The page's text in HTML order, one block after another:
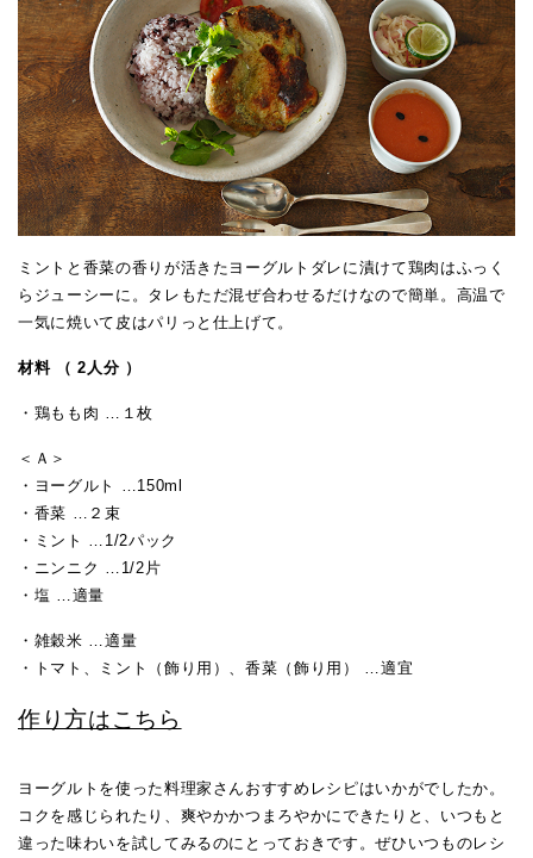
ミントと香菜の香りが活きたヨーグルトダレに漬けて鶏肉はふっく
らジューシーに。タレもただ混ぜ合わせるだけなので簡単。高温で
一気に焼いて皮はパリっと仕上げて。
材料 （ 2人分 ）
・鶏もも肉 …１枚
＜Ａ＞
・ヨーグルト …150ml
・香菜 …２束
・ミント …1/2パック
・ニンニク …1/2片
・塩 …適量
・雑穀米 …適量
・トマト、ミント（飾り用）、香菜（飾り用） …適宜
作り方はこちら
ヨーグルトを使った料理家さんおすすめレシピはいかがでしたか。
コクを感じられたり、爽やかかつまろやかにできたりと、いつもと
違った味わいを試してみるのにとっておきです。ぜひいつものレシ